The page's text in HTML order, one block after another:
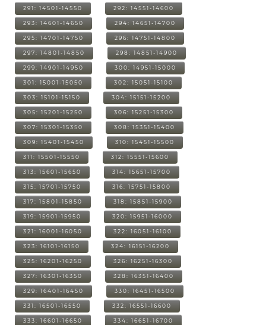
291: 14501-14550 292: 14551-14600
293: 14601-14650 294: 14651-14700
295: 14701-14750 296: 14751-14800
297: 14801-14850 298: 14851-14900
299: 14901-14950 300: 14951-15000
301: 15001-15050 302: 15051-15100
303: 15101-15150 304: 15151-15200
305: 15201-15250 306: 15251-15300
307: 15301-15350 308: 15351-15400
309: 15401-15450 310: 15451-15500
311: 15501-15550 312: 15551-15600
313: 15601-15650 314: 15651-15700
315: 15701-15750 316: 15751-15800
317: 15801-15850 318: 15851-15900
319: 15901-15950 320: 15951-16000
321: 16001-16050 322: 16051-16100
323: 16101-16150 324: 16151-16200
325: 16201-16250 326: 16251-16300
327: 16301-16350 328: 16351-16400
329: 16401-16450 330: 16451-16500
331: 16501-16550 332: 16551-16600
333: 16601-16650 334: 16651-16700